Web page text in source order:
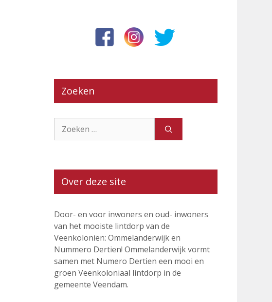
Zoeken
naar:
Over deze site
Door- en voor inwoners en oud- inwoners
van het mooiste lintdorp van de
Veenkoloniën: Ommelanderwijk en
Nummero Dertien! Ommelanderwijk vormt
samen met Numero Dertien een mooi en
groen Veenkoloniaal lintdorp in de
gemeente Veendam.